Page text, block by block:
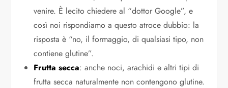
venire. È lecito chiedere al “dottor Google”, e
così noi rispondiamo a questo atroce dubbio: la
risposta è “no, il formaggio, di qualsiasi tipo, non
contiene glutine”.
Frutta secca: anche noci, arachidi e altri tipi di
frutta secca naturalmente non contengono glutine.